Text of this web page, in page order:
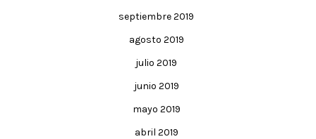
septiembre 2019
agosto 2019
julio 2019
junio 2019
mayo 2019
abril 2019